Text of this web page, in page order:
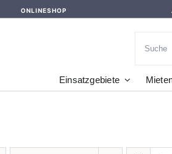
ONLINESHOP
nach:
Einsatzgebiete